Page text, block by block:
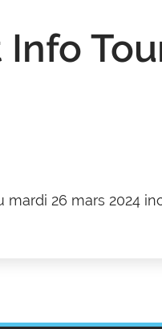
26 mars 2024